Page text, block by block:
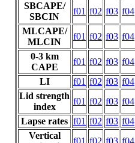
SBCAPE/
SBCIN
f01 f02 f03 f04
MLCAPE/
MLCIN
f01 f02 f03 f04
0-3 km
CAPE
f01 f02 f03 f04
LI
f01 f02 f03 f04
Lid strength
index
f01 f02 f03 f04
Lapse rates f01 f02 f03 f04
Vertical